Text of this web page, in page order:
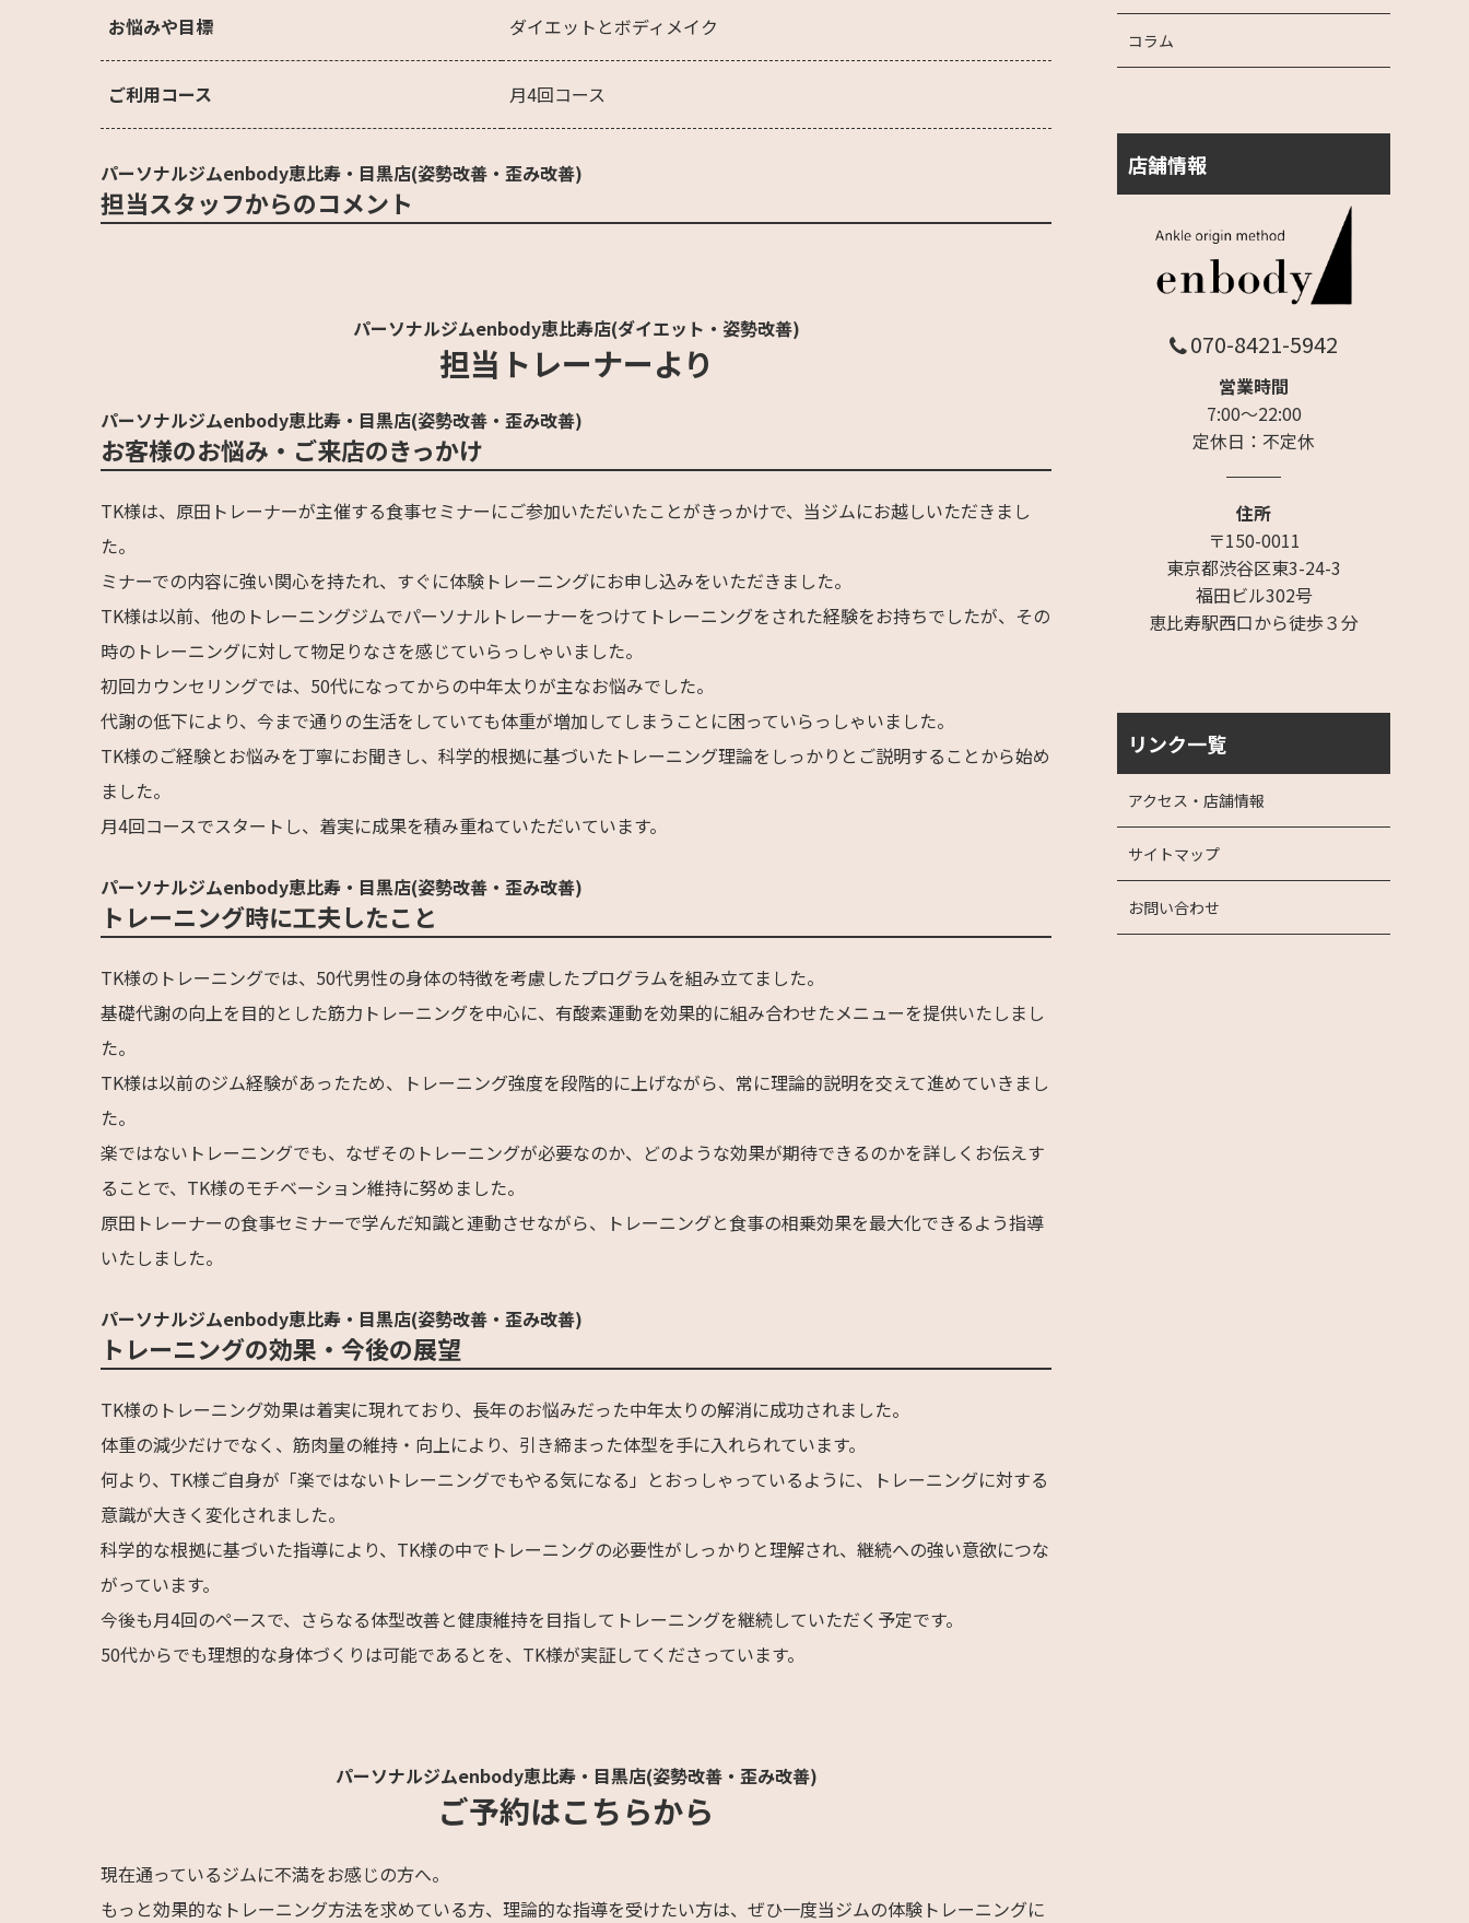
お悩みや目標 ダイエットとボディメイク
ご利用コース 月4回コース
パーソナルジムenbody恵比寿・目黒店(姿勢改善・歪み改善)
担当スタッフからのコメント
パーソナルジムenbody恵比寿店(ダイエット・姿勢改善)
担当トレーナーより
パーソナルジムenbody恵比寿・目黒店(姿勢改善・歪み改善)
お客様のお悩み・ご来店のきっかけ
TK様は、原田トレーナーが主催する食事セミナーにご参加いただいたことがきっかけで、当ジムにお越しいただきまし
た。
ミナーでの内容に強い関心を持たれ、すぐに体験トレーニングにお申し込みをいただきました。
TK様は以前、他のトレーニングジムでパーソナルトレーナーをつけてトレーニングをされた経験をお持ちでしたが、その
時のトレーニングに対して物足りなさを感じていらっしゃいました。
初回カウンセリングでは、50代になってからの中年太りが主なお悩みでした。
代謝の低下により、今まで通りの生活をしていても体重が増加してしまうことに困っていらっしゃいました。
TK様のご経験とお悩みを丁寧にお聞きし、科学的根拠に基づいたトレーニング理論をしっかりとご説明することから始め
ました。
月4回コースでスタートし、着実に成果を積み重ねていただいています。
パーソナルジムenbody恵比寿・目黒店(姿勢改善・歪み改善)
トレーニング時に工夫したこと
TK様のトレーニングでは、50代男性の身体の特徴を考慮したプログラムを組み立てました。
基礎代謝の向上を目的とした筋力トレーニングを中心に、有酸素運動を効果的に組み合わせたメニューを提供いたしまし
た。
TK様は以前のジム経験があったため、トレーニング強度を段階的に上げながら、常に理論的説明を交えて進めていきまし
た。
楽ではないトレーニングでも、なぜそのトレーニングが必要なのか、どのような効果が期待できるのかを詳しくお伝えす
ることで、TK様のモチベーション維持に努めました。
原田トレーナーの食事セミナーで学んだ知識と連動させながら、トレーニングと食事の相乗効果を最大化できるよう指導
いたしました。
パーソナルジムenbody恵比寿・目黒店(姿勢改善・歪み改善)
トレーニングの効果・今後の展望
TK様のトレーニング効果は着実に現れており、長年のお悩みだった中年太りの解消に成功されました。
体重の減少だけでなく、筋肉量の維持・向上により、引き締まった体型を手に入れられています。
何より、TK様ご自身が「楽ではないトレーニングでもやる気になる」とおっしゃっているように、トレーニングに対する
意識が大きく変化されました。
科学的な根拠に基づいた指導により、TK様の中でトレーニングの必要性がしっかりと理解され、継続への強い意欲につな
がっています。
今後も月4回のペースで、さらなる体型改善と健康維持を目指してトレーニングを継続していただく予定です。
50代からでも理想的な身体づくりは可能であるとを、TK様が実証してくださっています。
パーソナルジムenbody恵比寿・目黒店(姿勢改善・歪み改善)
ご予約はこちらから
現在通っているジムに不満をお感じの方へ。
もっと効果的なトレーニング方法を求めている方、理論的な指導を受けたい方は、ぜひ一度当ジムの体験トレーニングに
コラム
店舗情報
070-8421-5942
営業時間
7:00～22:00
定休日：不定休
住所
〒150-0011
東京都渋谷区東3-24-3
福田ビル302号
恵比寿駅西口から徒歩３分
リンク一覧
アクセス・店舗情報
サイトマップ
お問い合わせ